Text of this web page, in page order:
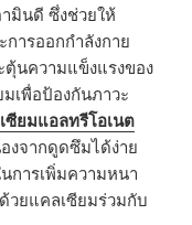
มินดี ซึ่งช่วยให้
ารออกกำลังกาย
นความแข็งแรงของ
เพื่อป้องกันภาวะ
ซียมแอลทรีโอเนต
งจากดูดซึมได้ง่าย
การเพิ่มความหนา
วยแคลเซียมร่วมกับ